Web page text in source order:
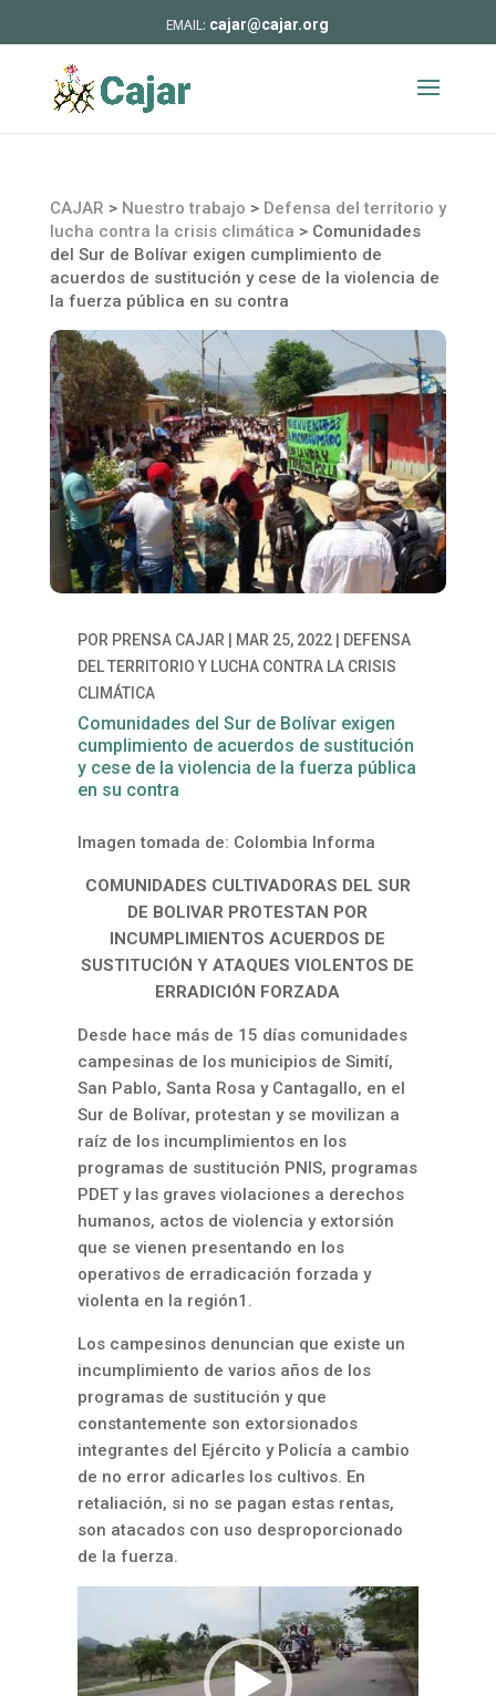
cajar@cajar.org
CAJAR > Nuestro trabajo > Defensa del territorio y
lucha contra la crisis climática > Comunidades
del Sur de Bolívar exigen cumplimiento de
acuerdos de sustitución y cese de la violencia de
la fuerza pública en su contra
POR PRENSA CAJAR MAR 25, 2022|
DEFENSA
DEL TERRITORIO Y LUCHA CONTRA LA CRISIS
CLIMÁTICA
Comunidades del Sur de Bolívar exigen
cumplimiento de acuerdos de sustitución
y cese de la violencia de la fuerza pública
en su contra
Imagen tomada de: Colombia Informa
COMUNIDADES CULTIVADORAS DEL SUR
DE BOLIVAR PROTESTAN POR
INCUMPLIMIENTOS ACUERDOS DE
SUSTITUCIÓN Y ATAQUES VIOLENTOS DE
ERRADICIÓN FORZADA
Desde hace más de 15 días comunidades
campesinas de los municipios de Simití,
San Pablo, Santa Rosa y Cantagallo, en el
Sur de Bolívar, protestan y se movilizan a
raíz de los incumplimientos en los
programas de sustitución PNIS, programas
PDET y las graves violaciones a derechos
humanos, actos de violencia y extorsión
que se vienen presentando en los
operativos de erradicación forzada y
violenta en la región1 .
Los campesinos denuncian que existe un
incumplimiento de varios años de los
programas de sustitución y que
constantemente son extorsionados
integrantes del Ejército y Policía a cambio
de no error adicarles los cultivos. En
retaliación, si no se pagan estas rentas,
son atacados con uso desproporcionado
de la fuerza.
vídeo